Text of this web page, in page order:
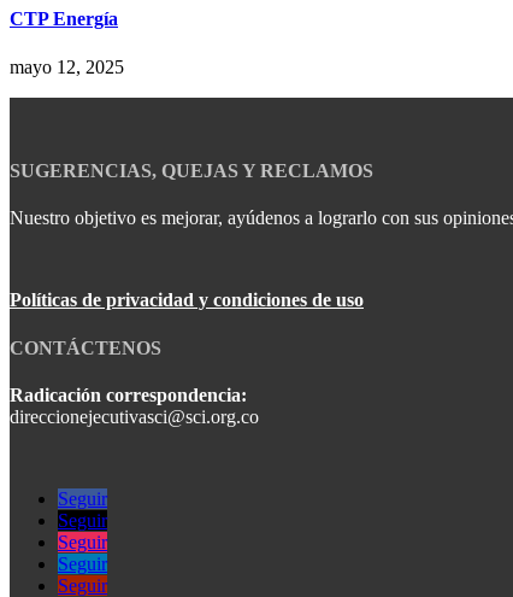
CTP Energía
mayo 12, 2025
SUGERENCIAS, QUEJAS Y RECLAMOS
Nuestro objetivo es mejorar, ayúdenos a lograrlo con sus
Políticas de privacidad y condiciones de uso
CONTÁCTENOS
Radicación correspondencia:
direccionejecutivasci@sci.org.co
Seguir
Seguir
Seguir
Seguir
Seguir